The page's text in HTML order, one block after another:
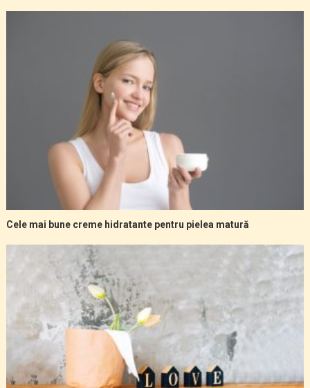
Cele mai bune creme hidratante pentru pielea matură